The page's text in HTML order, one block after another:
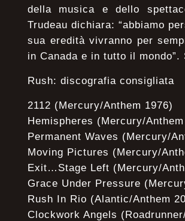
della musica e dello
Trudeau dichiara: “abbiamo
sua eredità vivranno per
in Canada e in tutto il
Rush: discografia consigliata
2112 (Mercury/Anthem 1976)
Hemispheres (Mercury/
Permanent Waves (Mercury/
Moving Pictures (Mercury/
Exit…Stage Left (Mercury/
Grace Under Pressure
Rush In Rio (Alantic/Anthem
Clockwork Angels